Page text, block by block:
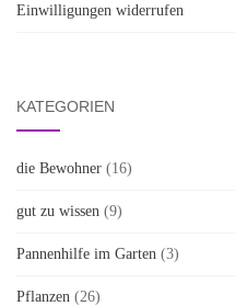
Einwilligungen widerrufen
KATEGORIEN
die Bewohner (16)
gut zu wissen (9)
Pannenhilfe im Garten (3)
Pflanzen (26)